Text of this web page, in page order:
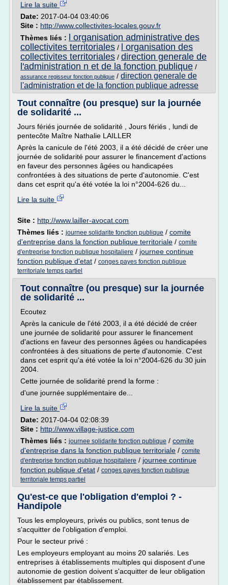
Lire la suite
Date: 2017-04-04 03:40:06
Site : http://www.collectivites-locales.gouv.fr
Thèmes liés :
l organisation administrative des
collectivites territoriales /
l organisation des
collectivites territoriales / direction generale de
l'administration n et de la fonction publique /
assurance regisseur fonction publique / direction generale de
l'administration et de la fonction publique adresse
Tout connaître (ou presque) sur la journée
de solidarité ...
Jours fériés journée de solidarité , Jours fériés , lundi de
pentecôte Maître Nathalie LAILLER
Après la canicule de l'été 2003, il a été décidé de créer une
journée de solidarité pour assurer le financement d'actions
en faveur des personnes âgées ou handicapées
confrontées à des situations de perte d'autonomie. C'est
dans cet esprit qu'a été votée la loi n°2004-626 du...
Lire la suite
Site : http://www.lailler-avocat.com
Thèmes liés : journee solidarite fonction publique / comite
d'entreprise dans la fonction publique territoriale / comite
d'entreprise fonction publique hospitaliere / journee continue
fonction publique d'etat / conges payes fonction publique
territoriale temps partiel
Tout connaître (ou presque) sur la journée
de solidarité ...
Ecoutez
Après la canicule de l'été 2003, il a été décidé de créer
une journée de solidarité pour assurer le financement
d'actions en faveur des personnes âgées ou handicapées
confrontées à des situations de perte d'autonomie. C'est
dans cet esprit qu'a été votée la loi n°2004-626 du 30 juin
2004.
Cette journée de solidarité prend la forme :
d'une journée supplémentaire de...
Lire la suite
Date: 2017-04-04 02:08:39
Site : http://www.village-justice.com
Thèmes liés : journee solidarite fonction publique / comite
d'entreprise dans la fonction publique territoriale / comite
d'entreprise fonction publique hospitaliere / journee continue
fonction publique d'etat / conges payes fonction publique
territoriale temps partiel
Qu'est-ce que l'obligation d'emploi ? -
Handipole
Tous les employeurs, privés ou publics, sont tenus de
s'acquitter de l'obligation d'emploi.
Pour le secteur privé :
Les employeurs employant au moins 20 salariés. Les
entreprises à établissements multiples qui disposent d'une
autonomie de gestion doivent s'acquitter de leur obligation
établissement par établissement.